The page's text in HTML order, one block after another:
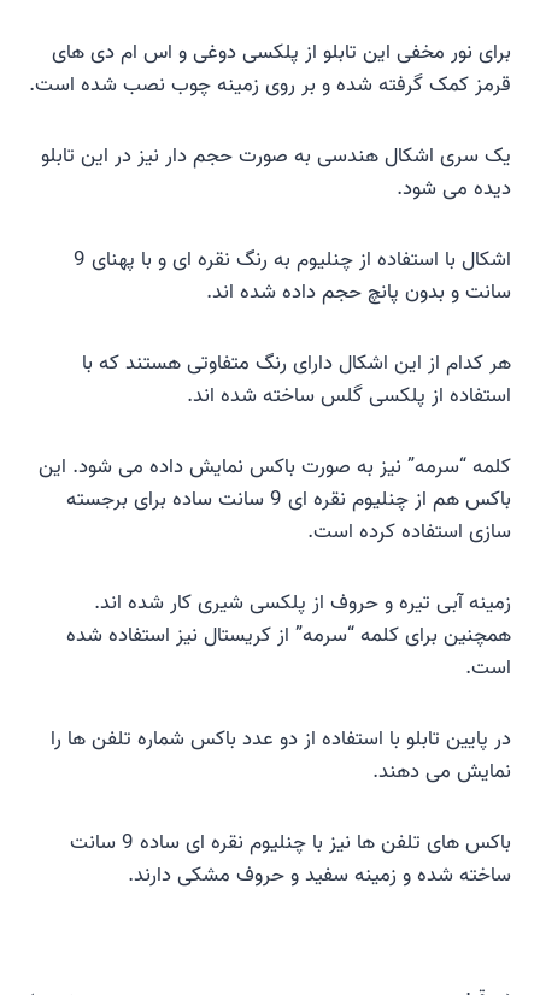
برای نور مخفی این تابلو از پلکسی دوغی و اس ام دی های
قرمز کمک گرفته شده و بر روی زمینه چوب نصب شده است.
یک سری اشکال هندسی به صورت حجم دار نیز در این تابلو
دیده می شود.
اشکال با استفاده از چنلیوم به رنگ نقره ای و با پهنای 9
سانت و بدون پانچ حجم داده شده اند.
هر کدام از این اشکال دارای رنگ متفاوتی هستند که با
استفاده از پلکسی گلس ساخته شده اند.
کلمه “سرمه” نیز به صورت باکس نمایش داده می شود. این
باکس هم از چنلیوم نقره ای 9 سانت ساده برای برجسته
سازی استفاده کرده است.
زمینه آبی تیره و حروف از پلکسی شیری کار شده اند.
همچنین برای کلمه “سرمه” از کریستال نیز استفاده شده
است.
در پایین تابلو با استفاده از دو عدد باکس شماره تلفن ها را
نمایش می دهند.
باکس های تلفن ها نیز با چنلیوم نقره ای ساده 9 سانت
ساخته شده و زمینه سفید و حروف مشکی دارند.